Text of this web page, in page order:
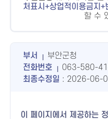
처표시+상업적이용금지+
할 수
부서
부안군청
전화번호
063-580-
최종수정일 : 2026-06-
이 페이지에서 제공하는